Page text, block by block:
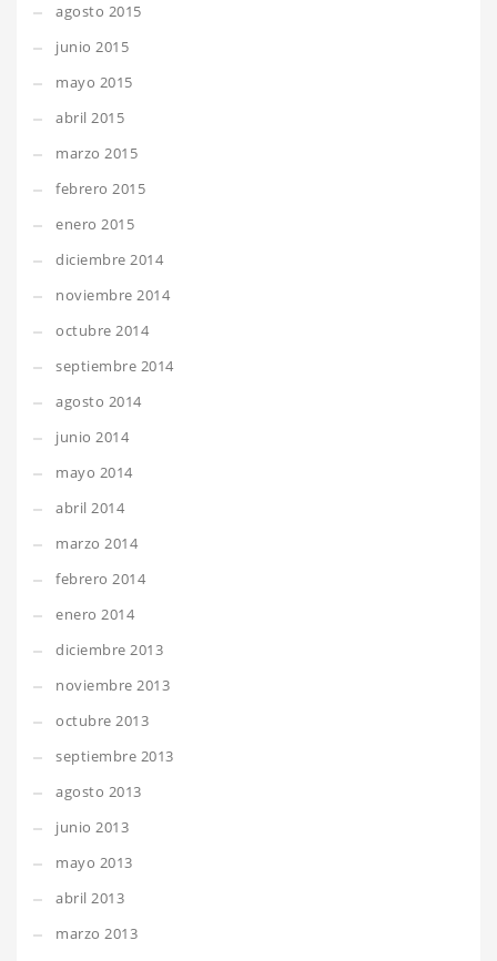
agosto 2015
junio 2015
mayo 2015
abril 2015
marzo 2015
febrero 2015
enero 2015
diciembre 2014
noviembre 2014
octubre 2014
septiembre 2014
agosto 2014
junio 2014
mayo 2014
abril 2014
marzo 2014
febrero 2014
enero 2014
diciembre 2013
noviembre 2013
octubre 2013
septiembre 2013
agosto 2013
junio 2013
mayo 2013
abril 2013
marzo 2013